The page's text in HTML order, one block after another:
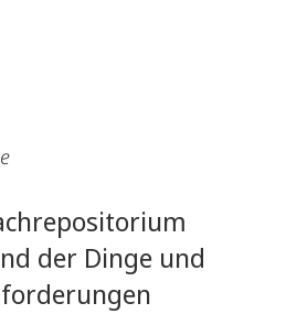
der Dinge und